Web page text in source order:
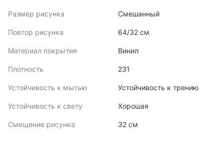
Размер рисунка Смешанный
Повтор рисунка 64/32 см
Материал покрытия Винил
Плотность 231
Устойчивость к мытью Устойчивость к трению
Устойчивость к свету Хорошая
Смещение рисунка 32 см